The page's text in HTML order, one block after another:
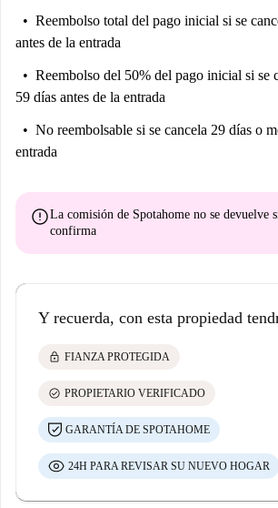
Reembolso total del pago inicial si se
antes de la entrada
Reembolso del 50% del pago inicial si se
59 días antes de la entrada
No reembolsable si se cancela 29 días o
entrada
errorLa comisión de Spotahome no se devuelve
confirma
Y recuerda, con esta propiedad
lock FIANZA PROTEGIDA
check_circle PROPIETARIO VERIFICADO
GARANTÍA DE SPOTAHOME
24H PARA REVISAR SU NUEVO HOGAR